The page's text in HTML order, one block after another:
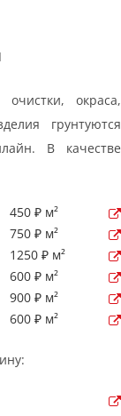
окраса,
грунтуются
В качестве
450 ₽ м²
750 ₽ м²
1250 ₽ м²
600 ₽ м²
900 ₽ м²
600 ₽ м²